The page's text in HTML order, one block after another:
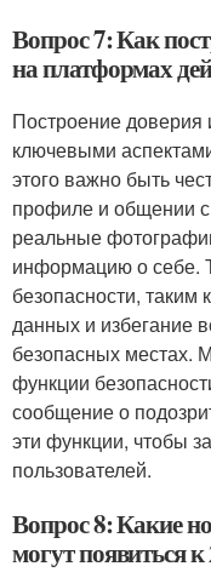
Вопрос 7: Как
на платформах
Построение доверия
ключевыми
этого важно быть
профиле и общении с
реальные
информацию о себе.
безопасности,
данных и избегание
безопасных местах.
функции
сообщение о
эти функции, чтобы
пользователей.
Вопрос 8: Какие
могут появиться к